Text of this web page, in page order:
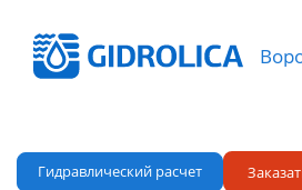
Гидравлический расчет